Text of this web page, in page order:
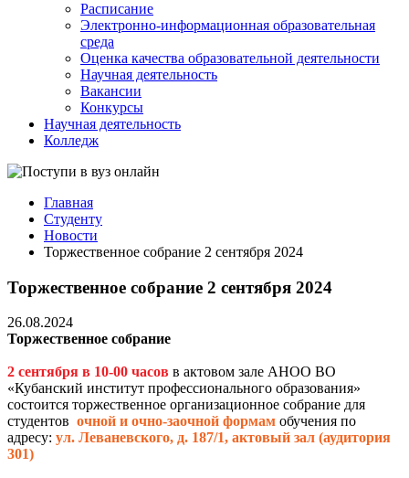
Расписание
Электронно-информационная образовательная
среда
Оценка качества образовательной деятельности
Научная деятельность
Вакансии
Конкурсы
Научная деятельность
Колледж
Главная
Студенту
Новости
Торжественное собрание 2 сентября 2024
Торжественное собрание 2 сентября 2024
26.08.2024
Торжественное собрание
2 сентября в 10-00 часов в актовом зале АНОО ВО
«Кубанский институт профессионального образования»
состоится торжественное организационное собрание для
студентов очной и очно-заочной формам обучения по
адресу: ул. Леваневского, д. 187/1, актовый зал (аудитория
301)